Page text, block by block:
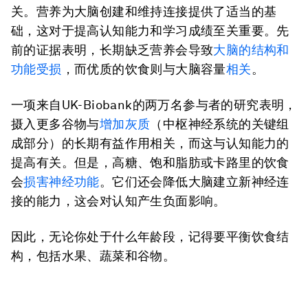
关。营养为大脑创建和维持连接提供了适当的基
础，这对于提高认知能力和学习成绩至关重要。先
前的证据表明，长期缺乏营养会导致大脑的结构和
功能受损 ，而优质的饮食则与大脑容量相关。
一项来自UK-Biobank的两万名参与者的研究表明，
摄入更多谷物与增加灰质 （中枢神经系统的关键组
成部分）的长期有益作用相关，而这与认知能力的
提高有关。但是，高糖、饱和脂肪或卡路里的饮食
会损害神经功能。它们还会降低大脑建立新神经连
接的能力，这会对认知产生负面影响。
因此，无论你处于什么年龄段，记得要平衡饮食结
构，包括水果、蔬菜和谷物。